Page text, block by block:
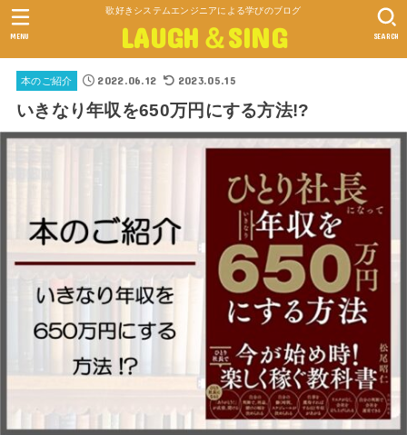
歌好きシステムエンジニアによる学びのブログ
LAUGH＆SING SEARCH
MENU
本のご紹介 2022.06.12 2023.05.15
いきなり年収を650万円にする方法!?